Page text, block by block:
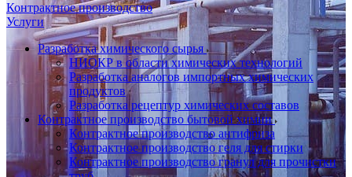
Контрактное производство
Услуги
Разработка химического сырья
НИОКР в области химических технологий
Разработка аналогов импортных химических
продуктов
Разработка рецептур химических составов
Контрактное производство бытовой химии
Контрактное производство антифриза
Контрактное производство геля для стирки
Контрактное производство гранул для прочистки